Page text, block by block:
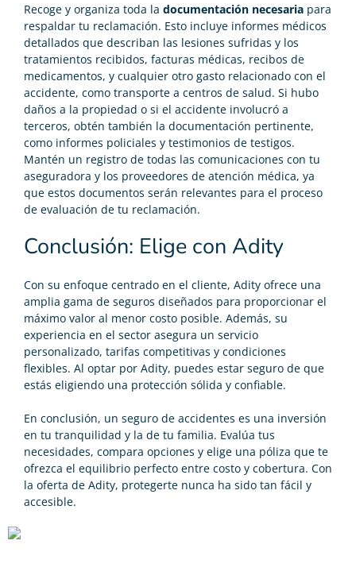
Recoge y organiza toda la documentación necesaria para
respaldar tu reclamación. Esto incluye informes médicos
detallados que describan las lesiones sufridas y los
tratamientos recibidos, facturas médicas, recibos de
medicamentos, y cualquier otro gasto relacionado con el
accidente, como transporte a centros de salud. Si hubo
daños a la propiedad o si el accidente involucró a
terceros, obtén también la documentación pertinente,
como informes policiales y testimonios de testigos.
Mantén un registro de todas las comunicaciones con tu
aseguradora y los proveedores de atención médica, ya
que estos documentos serán relevantes para el proceso
de evaluación de tu reclamación​​.
Conclusión: Elige con Adity
Con su enfoque centrado en el cliente, Adity ofrece una
amplia gama de seguros diseñados para proporcionar el
máximo valor al menor costo posible. Además, su
experiencia en el sector asegura un servicio
personalizado, tarifas competitivas y condiciones
flexibles. Al optar por Adity, puedes estar seguro de que
estás eligiendo una protección sólida y confiable.
En conclusión, un seguro de accidentes es una inversión
en tu tranquilidad y la de tu familia. Evalúa tus
necesidades, compara opciones y elige una póliza que te
ofrezca el equilibrio perfecto entre costo y cobertura. Con
la oferta de Adity, protegerte nunca ha sido tan fácil y
accesible.